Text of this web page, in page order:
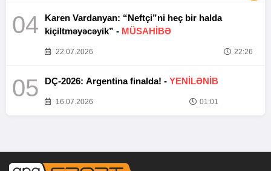
04
Karen Vardanyan: “Neftçi”ni heç bir halda
kiçiltməyəcəyik” - MÜSAHİBƏ
22.07.2026 22:26
05 DÇ-2026: Argentina finalda! - YENİLƏNİB
16.07.2026 01:01